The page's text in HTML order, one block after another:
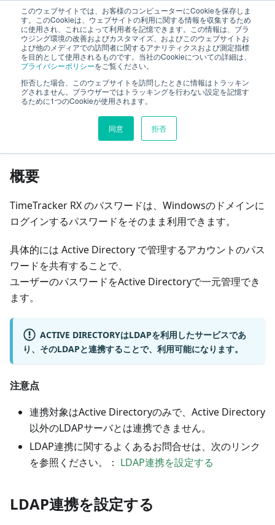
このウェブサイトでは、お客様のコンピューターにCookieを保存しま
す。このCookieは、ウェブサイトの利用に関する情報を収集するため
に使用され、これによって利用者を記憶できます。この情報は、ブラ
ウジング環境の改善およびカスタマイズ、およびこのウェブサイトお
よび他のメディアでの訪問者に関するアナリティクスおよび測定指標
を目的として使用されるものです。当社のCookieについての詳細は、
プライバシーポリシーをご覧ください。
拒否した場合、このウェブサイトを訪問したときに情報はトラッキン
グされません。ブラウザーではトラッキングを行わない設定を記憶す
るために1つのCookieが使用されます。
同意 拒否
TimeTracker RX ヘルプ
システム設定
他システムとの連携
このページの見出し
LDAP連携を設定する
概要
TimeTracker RX のパスワードは、Windowsのドメインに
ログインするパスワードをそのまま利用できます。
具体的には Active Directory で管理するアカウントのパス
ワードを共有することで、
ユーザーのパスワードをActive Directoryで一元管理でき
ます。
ACTIVE DIRECTORYはLDAPを利用したサービスであ
り、そのLDAPと連携することで、利用可能になります。
注意点
連携対象はActive Directoryのみで、Active Directory
以外のLDAPサーバとは連携できません。
LDAP連携に関するよくあるお問合せは、次のリンク
を参照ください。： LDAP連携を設定する
LDAP連携を設定する